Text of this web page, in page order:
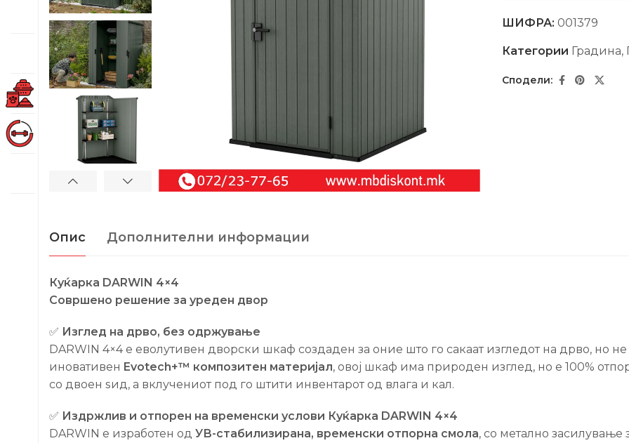
ШИФРА: 001379
Категории Градина,
Опис Дополнителни информации
Куќарка DARWIN 4×4
Совршено решение за уреден двор
✅ Изглед на дрво, без одржување
DARWIN 4×4 е еволутивен дворски шкаф создаден за оние што го сакаат изгледот на дрво, но
иновативен Evotech+™ композитен материјал, овој шкаф има природен изглед, но е 100%
со двоен ѕид, а вклучениот под го штити инвентарот од влага и кал.
✅ Издржлив и отпорен на временски услови Куќарка DARWIN 4×4
DARWIN е изработен од УВ-стабилизирана, временски отпорна смола, со метално засилување